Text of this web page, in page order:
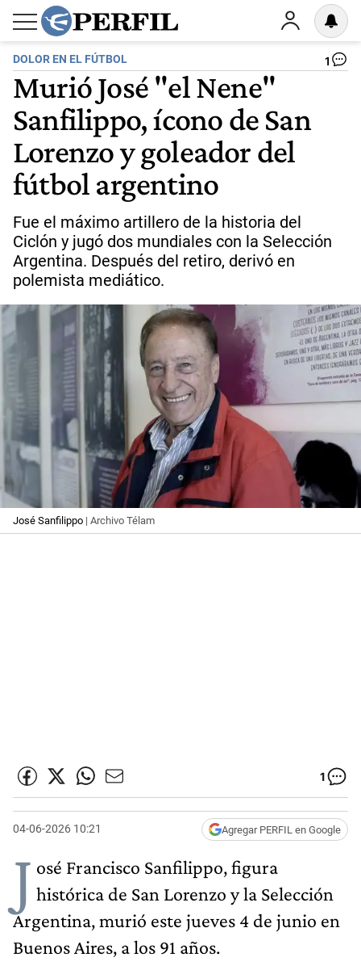
DOLOR EN EL FÚTBOL 1
Murió José "el Nene"
Sanfilippo, ícono de San
Lorenzo y goleador del
fútbol argentino
Fue el máximo artillero de la historia del
Ciclón y jugó dos mundiales con la Selección
Argentina. Después del retiro, derivó en
polemista mediático.
José Sanfilippo | Archivo Télam
1
04-06-2026 10:21 Agregar PERFIL en Google
J osé Francisco Sanfilippo, figura
histórica de San Lorenzo y la Selección
Argentina, murió este jueves 4 de junio en
Buenos Aires, a los 91 años.